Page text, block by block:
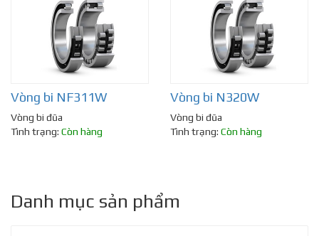
Vòng bi NF311W
Vòng bi đũa
Tình trạng: Còn hàng
Vòng bi N320W
Vòng bi đũa
Tình trạng: Còn hàng
Danh mục sản phẩm